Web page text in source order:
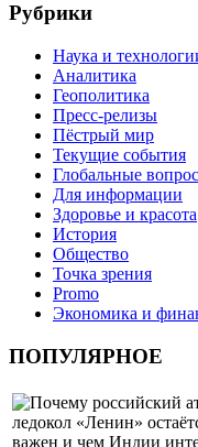
Рубрики
Наука и
Аналитика
Геополитика
Пресс-релизы
Пёстрый мир
Текущие события
Глобальные
Для информации
Здоровье и красота
История
Общество
Точка зрения
Promo
Экономика и
ПОПУЛЯРНОЕ